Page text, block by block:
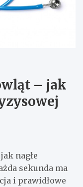
– jak
nagłe
sekunda ma
i prawidłowe